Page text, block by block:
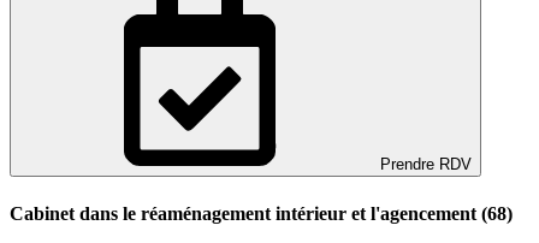
Prendre RDV
Cabinet dans le réaménagement intérieur et l'agencement (68)